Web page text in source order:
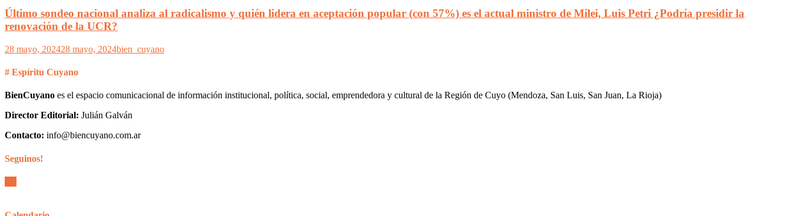
Último sondeo nacional analiza al radicalismo y quién lidera en aceptación popular (con 57%) es el actual ministro de Milei, Luis Petri ¿Podría presidir la
renovación de la UCR?
28 mayo, 202428 mayo, 2024bien_cuyano
# Espíritu Cuyano
BienCuyano es el espacio comunicacional de información institucional, política, social, emprendedora y cultural de la Región de Cuyo (Mendoza, San Luis, San Juan, La Rioja)
Director Editorial: Julián Galván
Contacto: info@biencuyano.com.ar
Seguinos!